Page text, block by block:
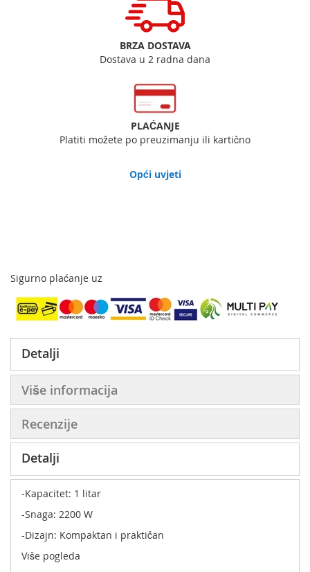
BRZA DOSTAVA
Dostava u 2 radna dana
PLAĆANJE
Platiti možete po preuzimanju ili kartično
Opći uvjeti
Sigurno plaćanje uz
Detalji
Više informacija
Recenzije
Detalji
-Kapacitet: 1 litar
-Snaga: 2200 W
-Dizajn: Kompaktan i praktičan
Više pogleda